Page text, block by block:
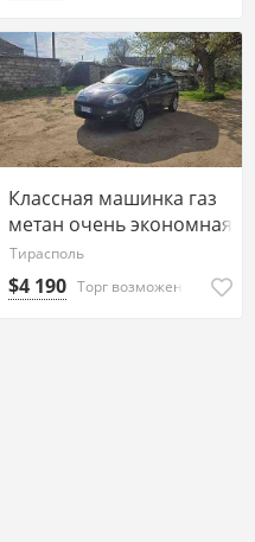
Классная машинка газ
метан очень экономная!
Тирасполь
Тирасполь
$4 190 Торг возможен